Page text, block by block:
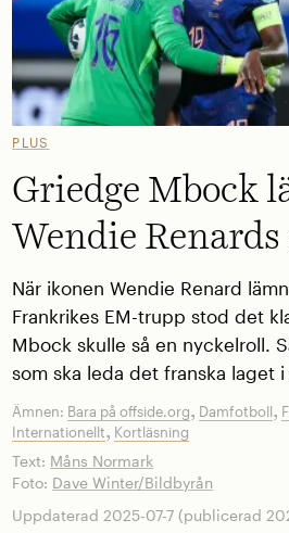
PLUS
Griedge Mbock
Wendie Renards
När ikonen Wendie Renard
Frankrikes EM-trupp stod det
Mbock skulle så en nyckelroll.
som ska leda det franska laget i
Ämnen: Bara på offside.org, Damfotboll,
Internationellt, Kortläsning
Text: Måns Normark
Foto: Dave Winter/Bildbyrån
Uppdaterad 2025-07-7 (publicerad